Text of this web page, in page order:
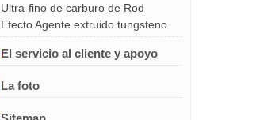
Ultra-fino de carburo de Rod
Efecto Agente extruido tungsteno
El servicio al cliente y apoyo
La foto